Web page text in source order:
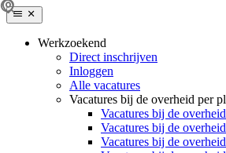
Werkzoekend
Direct inschrijven
Inloggen
Alle vacatures
Vacatures bij de overheid per
Vacatures bij de
Vacatures bij de
Vacatures bij de